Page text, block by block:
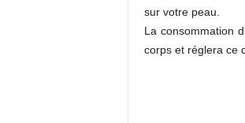
sur votre peau.
La consommation
corps et réglera ce